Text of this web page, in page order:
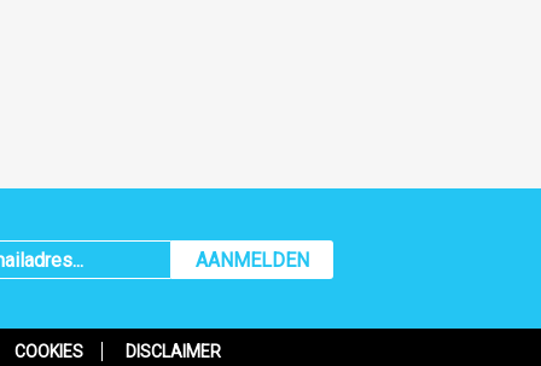
AANMELDEN
COOKIES DISCLAIMER